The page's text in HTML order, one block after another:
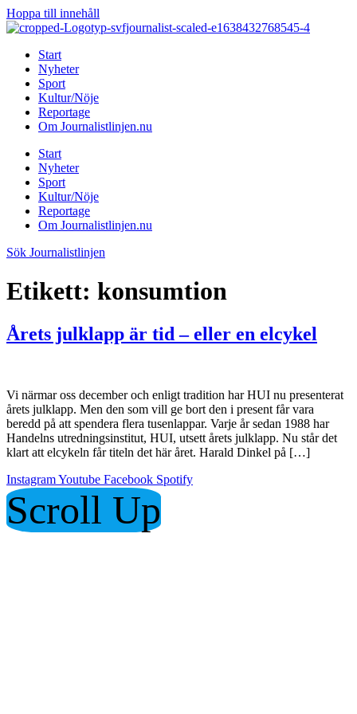
Hoppa till innehåll
Start
Nyheter
Sport
Kultur/Nöje
Reportage
Om Journalistlinjen.nu
Start
Nyheter
Sport
Kultur/Nöje
Reportage
Om Journalistlinjen.nu
Sök Journalistlinjen
Etikett: konsumtion
Årets julklapp är tid – eller en elcykel
Vi närmar oss december och enligt tradition har HUI nu presenterat
årets julklapp. Men den som vill ge bort den i present får vara
beredd på att spendera flera tusenlappar. Varje år sedan 1988 har
Handelns utredningsinstitut, HUI, utsett årets julklapp. Nu står det
klart att elcykeln får titeln det här året. Harald Dinkel på […]
InstagramYoutube Facebook Spotify
Scroll Up